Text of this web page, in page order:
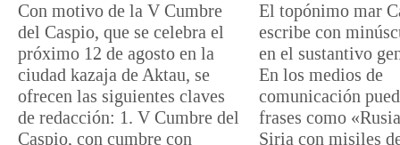
Con motivo de la V Cumbre
del Caspio, que se celebra el
próximo 12 de agosto en la
ciudad kazaja de Aktau, se
ofrecen las siguientes claves
de redacción: 1. V Cumbre del
Caspio, con cumbre con
El topónimo mar
escribe con
en el sustantivo
En los medios de
comunicación
frases como
Siria con misiles